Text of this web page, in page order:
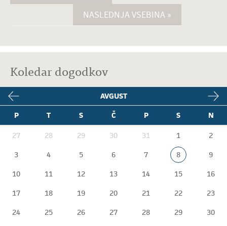
NASLEDNJA VSEBINA »
Koledar dogodkov
AVGUST
P
T S Č P S N
27 28 29 30 31 1
2
3
4 5 6 7 8
9
10
11 12 13 14 15
16
17
18 19 20 21 22
23
24
25 26 27 28 29
30